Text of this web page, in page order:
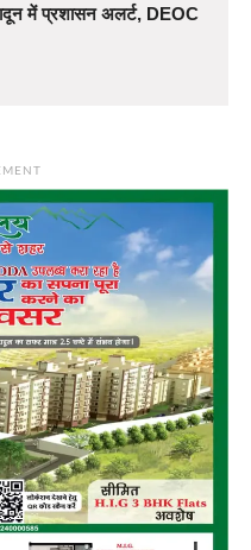
में प्रशासन अलर्ट, DEOC